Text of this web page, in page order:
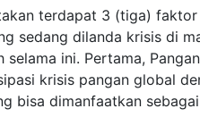
terdapat 3 (tiga)
sedang dilanda krisis di
selama ini. Pertama,
krisis pangan global
bisa dimanfaatkan